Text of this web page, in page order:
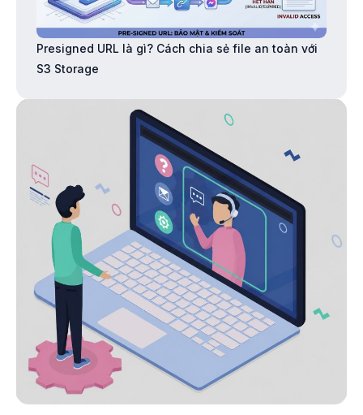
Presigned URL là gì? Cách chia sẻ file an toàn với
S3 Storage